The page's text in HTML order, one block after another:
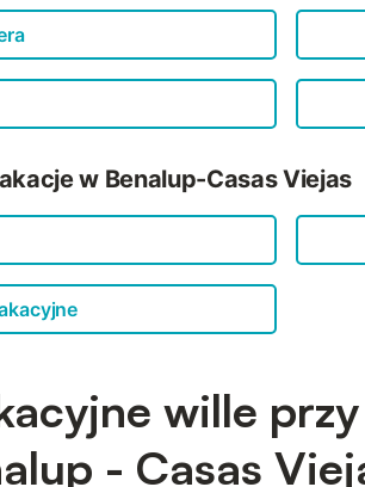
w Benalup-Casas Viejas
wille
- Casas